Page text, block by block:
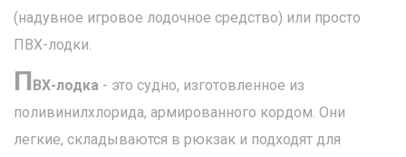
(надувное игровое лодочное средство) или просто
ПВХ-лодки.
ПВХ-лодка - это судно, изготовленное из
поливинилхлорида, армированного кордом. Они
легкие, складываются в рюкзак и подходят для